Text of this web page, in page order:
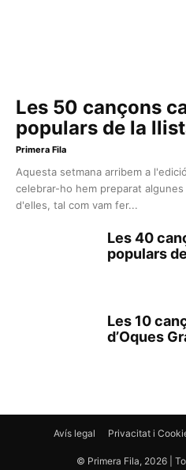
Les 50 cançons
populars de la
Primera Fila
Aquesta setmana arribem a
celebrar-ho hem preparat
d'elles, tal com vam fer...
Les 40
populars
Les 10
d’Oques
Avís legal Privacitat i
© Primera Fila, 2026 |